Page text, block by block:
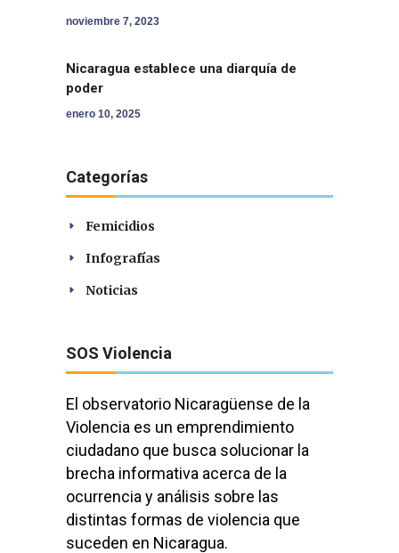
noviembre 7, 2023
Nicaragua establece una diarquía de
poder
enero 10, 2025
Categorías
Femicidios
Infografías
Noticias
SOS Violencia
El observatorio Nicaragüense de la
Violencia es un emprendimiento
ciudadano que busca solucionar la
brecha informativa acerca de la
ocurrencia y análisis sobre las
distintas formas de violencia que
suceden en Nicaragua.